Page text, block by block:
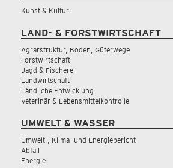
Kunst & Kultur
LAND- & FORSTWIRTSCHAFT
Agrarstruktur, Boden, Güterwege
Forstwirtschaft
Jagd & Fischerei
Landwirtschaft
Ländliche Entwicklung
Veterinär & Lebensmittelkontrolle
UMWELT & WASSER
Umwelt-, Klima- und Energiebericht
Abfall
Energie